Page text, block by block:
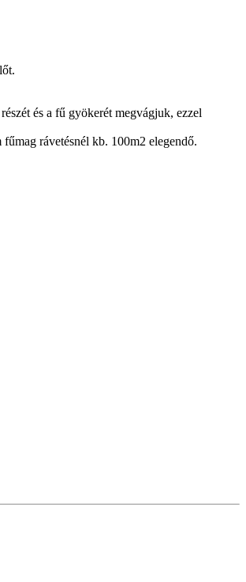
és a fű gyökerét megvágjuk, ezzel
rávetésnél kb. 100m2 elegendő.